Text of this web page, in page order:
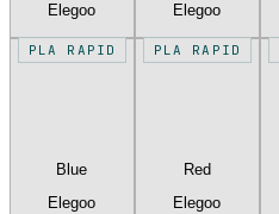
Elegoo
Elegoo
PLA RAPID
Blue
Elegoo
PLA RAPID
Red
Elegoo